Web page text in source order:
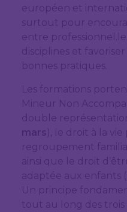
européen et
surtout pour
entre
disciplines et
bonnes pratiques.
Les formations
Mineur Non
double
mars ), le droit à la
regroupement
ainsi que le droit
adaptée aux enfants (
Un principe
tout au long des trois